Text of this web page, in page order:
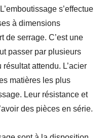
s’effectue
à dimensions
de serrage. C’est une
passer par plusieurs
attendu. L’acier
matières les plus
Leur résistance et
des pièces en série.